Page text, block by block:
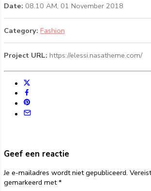
Date: 08.10 AM, 01 November 2018
Category: Fashion
Project URL: https://elessi.nasatheme.com/
Geef een reactie
Je e-mailadres wordt niet gepubliceerd.
gemarkeerd met*